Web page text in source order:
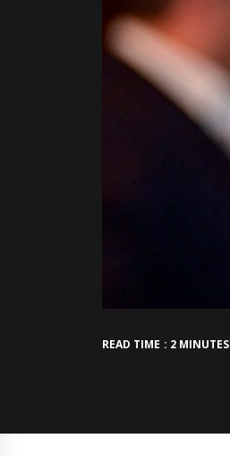
READ TIME : 2 MINUTES